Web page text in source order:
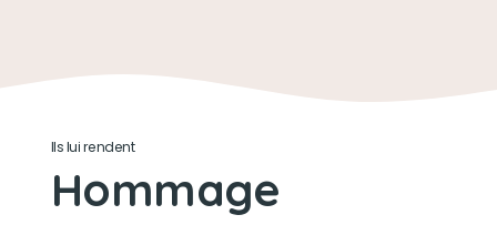
Manger les joué et la gamelle des autres chiens.
Son caractère
Sélène était têtu très fort caractère mais elle
savait être au pré de moi quand ça n'allait pas.
Ils lui rendent
Hommage